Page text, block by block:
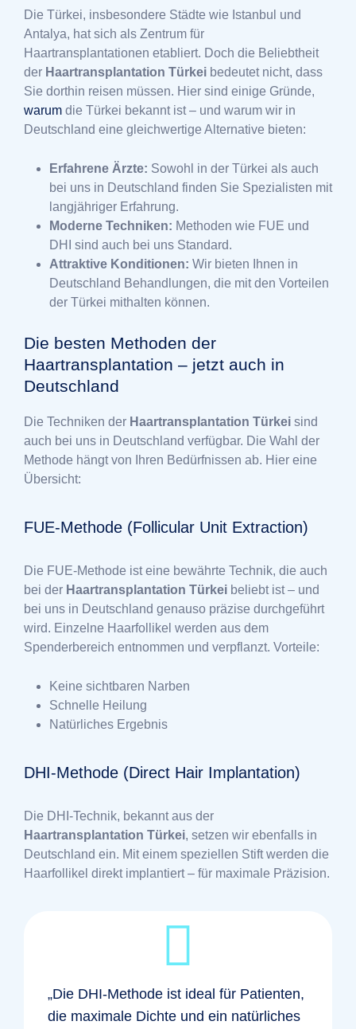
Die Türkei, insbesondere Städte wie Istanbul und
Antalya, hat sich als Zentrum für
Haartransplantationen etabliert. Doch die Beliebtheit
der Haartransplantation Türkei bedeutet nicht, dass
Sie dorthin reisen müssen. Hier sind einige Gründe,
warum die Türkei bekannt ist – und warum wir in
Deutschland eine gleichwertige Alternative bieten:
Erfahrene Ärzte: Sowohl in der Türkei als auch
bei uns in Deutschland finden Sie Spezialisten mit
langjähriger Erfahrung.
Moderne Techniken: Methoden wie FUE und
DHI sind auch bei uns Standard.
Attraktive Konditionen: Wir bieten Ihnen in
Deutschland Behandlungen, die mit den Vorteilen
der Türkei mithalten können.
Die besten Methoden der
Haartransplantation – jetzt auch in
Deutschland
Die Techniken der Haartransplantation Türkei sind
auch bei uns in Deutschland verfügbar. Die Wahl der
Methode hängt von Ihren Bedürfnissen ab. Hier eine
Übersicht:
FUE-Methode (Follicular Unit Extraction)
Die FUE-Methode ist eine bewährte Technik, die auch
bei der Haartransplantation Türkei beliebt ist – und
bei uns in Deutschland genauso präzise durchgeführt
wird. Einzelne Haarfollikel werden aus dem
Spenderbereich entnommen und verpflanzt. Vorteile:
Keine sichtbaren Narben
Schnelle Heilung
Natürliches Ergebnis
DHI-Methode (Direct Hair Implantation)
Die DHI-Technik, bekannt aus der
Haartransplantation Türkei, setzen wir ebenfalls in
Deutschland ein. Mit einem speziellen Stift werden die
Haarfollikel direkt implantiert – für maximale Präzision.
„Die DHI-Methode ist ideal für Patienten,
die maximale Dichte und ein natürliches